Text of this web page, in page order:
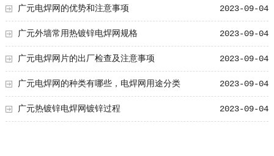
2023-09-04
广元电焊网的优势和注意事项
2023-09-04
广元外墙常用热镀锌电焊网规格
2023-09-04
广元电焊网片的出厂检查及注意事项
2023-09-04
广元电焊网的种类有哪些，电焊网用途分类
2023-09-04
广元热镀锌电焊网镀锌过程